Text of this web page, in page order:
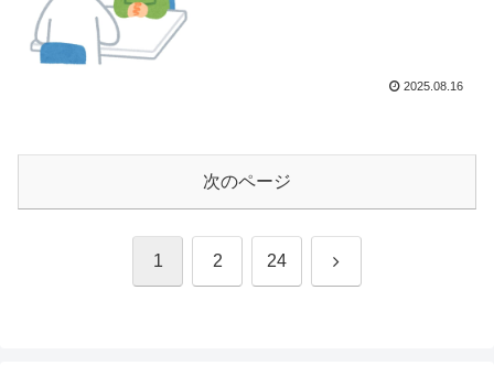
2025.08.16
次のページ
1 2 24 次